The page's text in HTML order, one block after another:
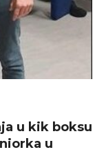
u kik boksu
u